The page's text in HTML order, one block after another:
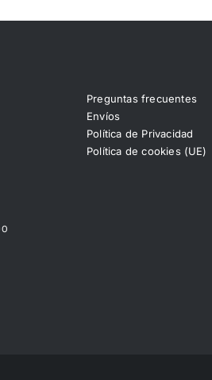
Preguntas frecuentes
Envíos
Política de Privacidad
Política de cookies (UE)